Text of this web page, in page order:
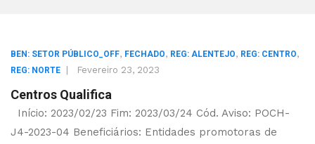
BEN: SETOR PÚBLICO_OFF, FECHADO, REG: ALENTEJO, REG: CENTRO,
REG: NORTE Fevereiro 23, 2023
Centros Qualifica
Início: 2023/02/23 Fim: 2023/03/24 Cód. Aviso: POCH-
J4-2023-04 Beneficiários: Entidades promotoras de